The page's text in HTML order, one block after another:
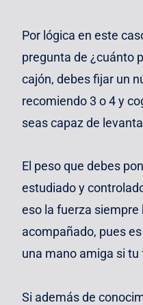
Por lógica en este
pregunta de ¿cuánto
cajón, debes fijar un
recomiendo 3 o 4 y
seas capaz de
El peso que debes
estudiado y
eso la fuerza siempre
acompañado, pues
una mano amiga si tu
Si además de